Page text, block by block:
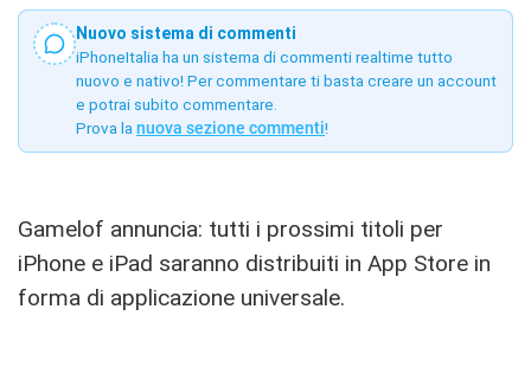
Nuovo sistema di commenti
iPhoneItalia ha un sistema di commenti realtime tutto
nuovo e nativo! Per commentare ti basta creare un account
e potrai subito commentare.
Prova la nuova sezione commenti!
Gamelof annuncia: tutti i prossimi titoli per
iPhone e iPad saranno distribuiti in App Store in
forma di applicazione universale.